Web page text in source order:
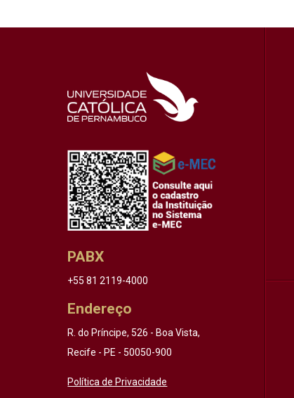
PABX
+55 81 2119-4000
Endereço
R. do Príncipe, 526 - Boa Vista,
Recife - PE - 50050-900
Política de Privacidade